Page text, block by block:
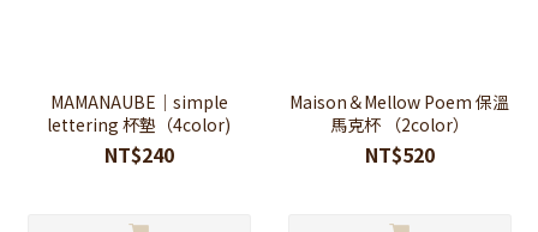
MAMANAUBE｜simple
lettering 杯墊（4color)
NT$240
Maison＆Mellow Poem 保溫
馬克杯 （2color）
NT$520